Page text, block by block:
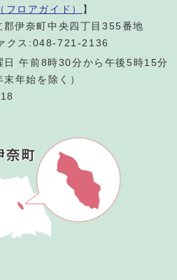
フロアガイド） 】
伊奈町中央四丁目355番地
クス:048-721-2136
日 午前8時30分から午後5時15分
末年始を除く）